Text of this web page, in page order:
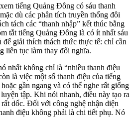
tiếng Quảng Đông có sáu thanh
dù các phân tích truyền thống đôi
tách các “thanh nhập” kết thúc bằng
tắt tiếng Quảng Đông là có ít nhất sáu
để giải thích thách thức thực tế: chỉ cần
liên tục làm thay đổi nghĩa.
nhất không chỉ là “nhiều thanh điệu
là việc một số thanh điệu của tiếng
gần ngang và có thể nghe rất giống
tập. Khi nói nhanh, điều này tạo ra
dốc. Đối với công nghệ nhận diện
điệu không phải là chi tiết phụ. Nó